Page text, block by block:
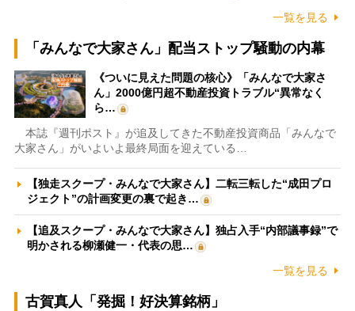
一覧を見る
「みんなで大家さん」配当ストップ騒動の内幕
《ついに見えた問題の核心》「みんなで大家さ
ん」2000億円超不動産投資トラブル“異常なく
ら…
本誌『週刊ポスト』が追及してきた不動産投資商品「みんなで
大家さん」がいよいよ最終局面を迎えている…
【独走スクープ・みんなで大家さん】二転三転した“成田プロ
ジェクト”の計画変更の裏で起き…
【追及スクープ・みんなで大家さん】独占入手“内部議事録”で
明かされる柳瀬健一・代表の思…
一覧を見る
古賀真人「発掘！好決算銘柄」